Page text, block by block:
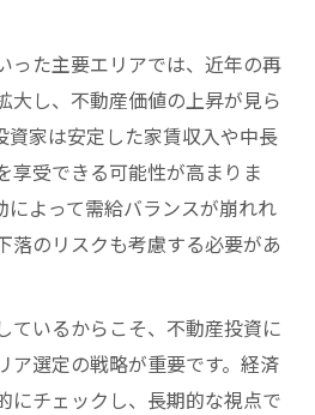
った主要エリアでは、近年の再
大し、不動産価値の上昇が見ら
資家は安定した家賃収入や中長
享受できる可能性が高まりま
によって需給バランスが崩れれ
落のリスクも考慮する必要があ
ているからこそ、不動産投資に
ア選定の戦略が重要です。経済
にチェックし、長期的な視点で